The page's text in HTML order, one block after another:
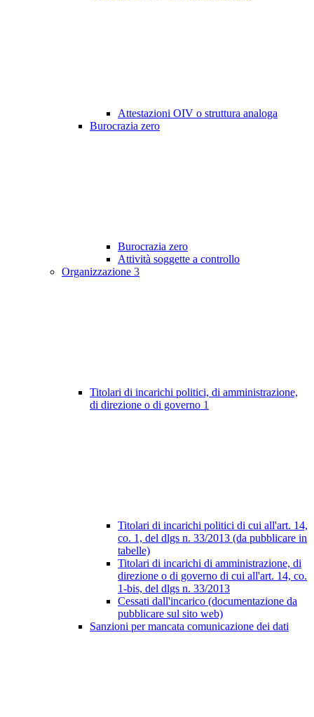
Attestazioni OIV o struttura analoga
Burocrazia zero
Burocrazia zero
Attività soggette a controllo
Organizzazione 3
Titolari di incarichi politici, di amministrazione,
di direzione o di governo 1
Titolari di incarichi politici di cui all'art. 14,
co. 1, del dlgs n. 33/2013 (da pubblicare in
tabelle)
Titolari di incarichi di amministrazione, di
direzione o di governo di cui all'art. 14, co.
1-bis, del dlgs n. 33/2013
Cessati dall'incarico (documentazione da
pubblicare sul sito web)
Sanzioni per mancata comunicazione dei dati